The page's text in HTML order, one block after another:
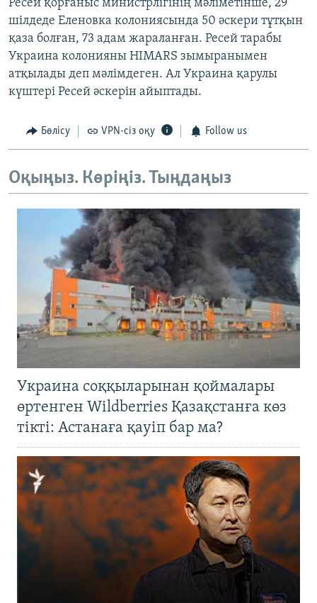
Ресей қорғаныс министрлігінің мәліметінше, 29
шілдеде Еленовка колониясында 50 әскери тұтқын
қаза болған, 73 адам жараланған. Ресей тарабы
Украина колонияны HIMARS зымыранымен
атқылады деп мәлімдеген. Ал Украина қарулы
күштері Ресей әскерін айыптады.
Бөлісу VPN-сіз оқу Follow us
Оқыңыз. Көріңіз. Тыңдаңыз
Украина соққыларынан қоймалары
өртенген Wildberries Қазақстанға көз
тікті: Астанаға қауіп бар ма?